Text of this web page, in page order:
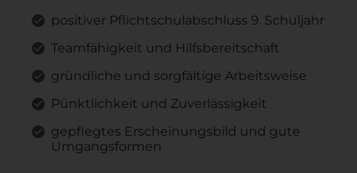
positiver Pflichtschulabschluss 9. Schuljahr
Teamfähigkeit und Hilfsbereitschaft
gründliche und sorgfältige Arbeitsweise
Pünktlichkeit und Zuverlässigkeit
gepflegtes Erscheinungsbild und gute
Umgangsformen